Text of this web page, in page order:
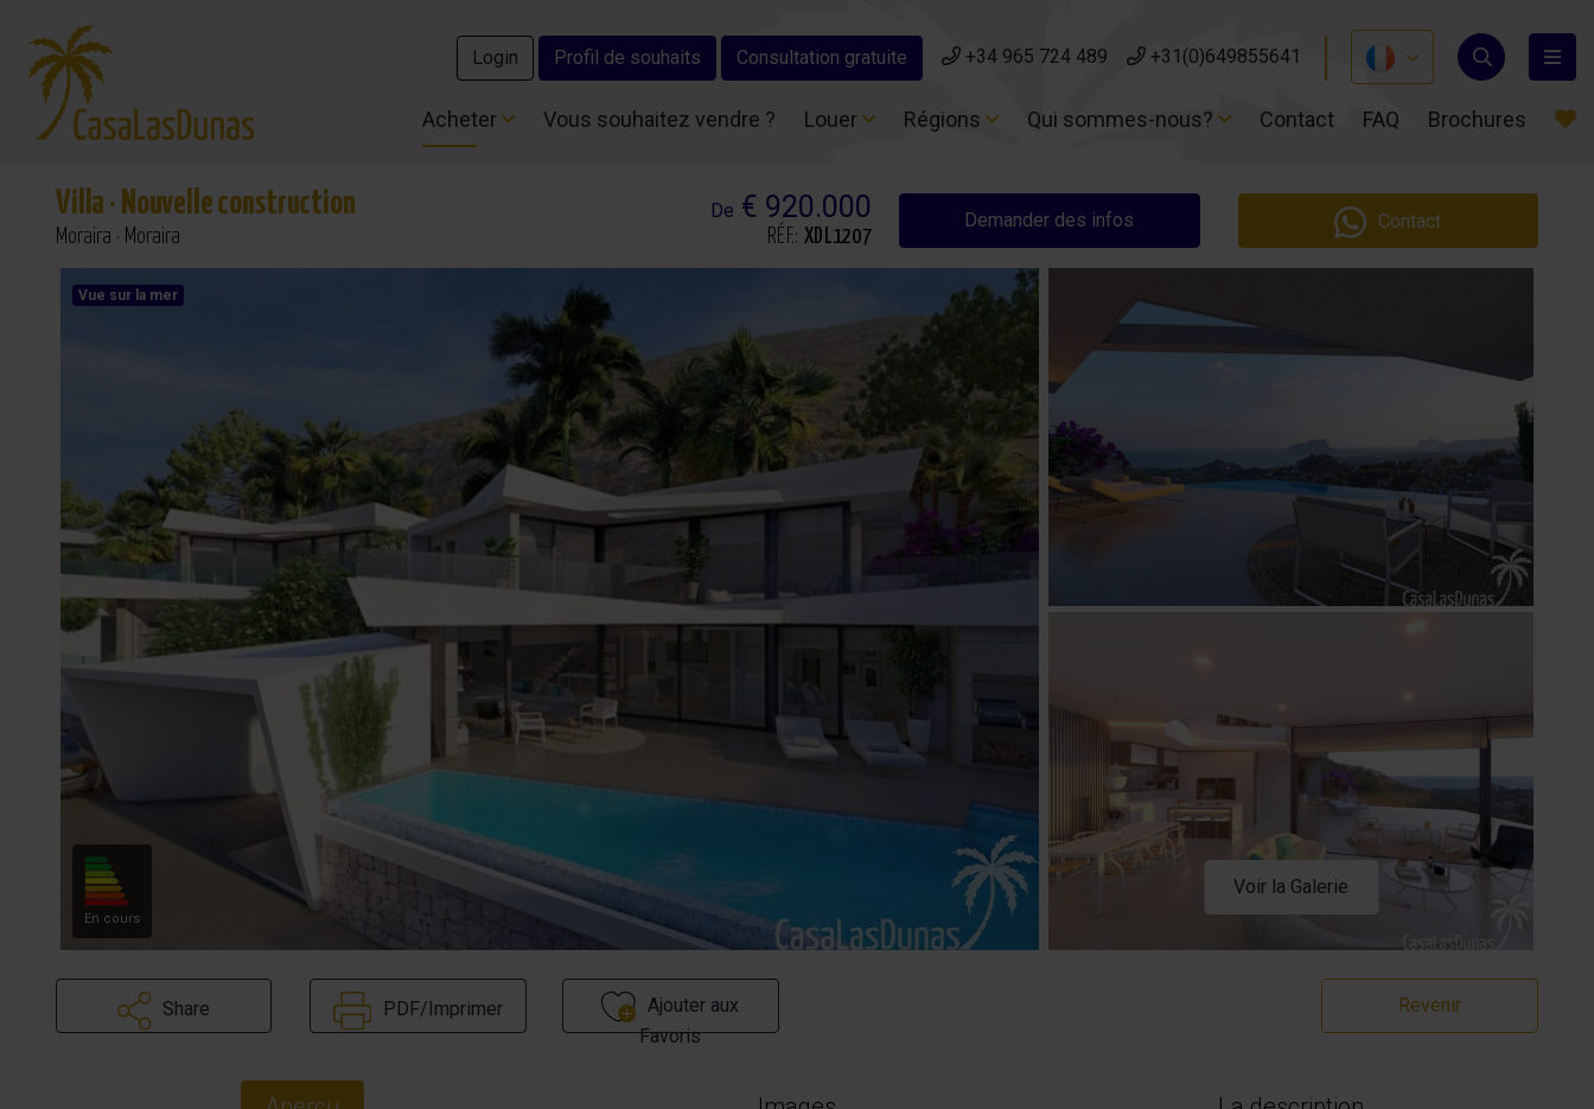
Login Profil de souhaits Consultation gratuite +34 965 724 489 +31(0)649855641
Acheter Vous souhaitez vendre ? Louer Régions Qui sommes-nous? Contact FAQ Brochures
Login Profil de souhaits Consultation gratuite +34 965 724 489 +31(0)649855641
Acheter Vous souhaitez vendre ? Louer Régions Qui sommes-nous? Contact FAQ Brochures
Villa · Nouvelle construction
Moraira · Moraira
De € 920.000
RÉF.: XDL1207
Demander des infos Contact
Vue sur la mer
En cours
Voir la Galerie
Share PDF/Imprimer
Ajouter aux
Favoris
Revenir